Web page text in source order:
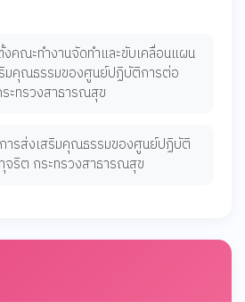
คณะทำงานจัดทำและขับเคลื่อนแผน
มคุณธรรมของศูนย์ปฏิบัติการต่อ
ะทรวงสาธารณสุข
ารส่งเสริมคุณธรรมของศูนย์ปฏิบัติ
จริต กระทรวงสาธารณสุข